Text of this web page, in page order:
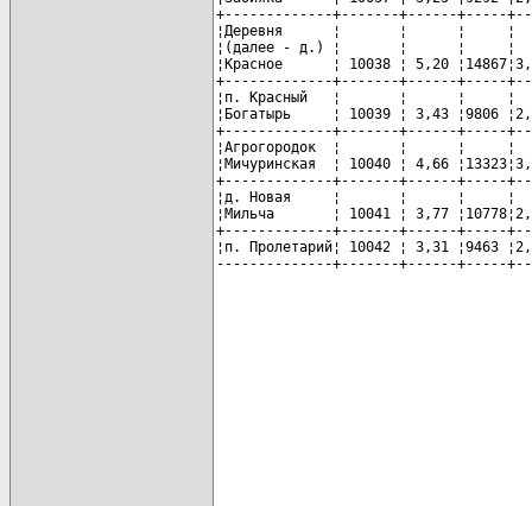
+-------------+-------+------+-----
¦Деревня      ¦       ¦      ¦
¦(далее - д.) ¦       ¦      ¦
¦Красное      ¦ 10038 ¦ 5,20
+-------------+-------+------+-----
¦п. Красный   ¦       ¦      ¦
¦Богатырь     ¦ 10039 ¦ 3,43 ¦9806
+-------------+-------+------+-----
¦Агрогородок  ¦       ¦      ¦
¦Мичуринская  ¦ 10040 ¦ 4,66
+-------------+-------+------+-----
¦д. Новая     ¦       ¦      ¦
¦Мильча       ¦ 10041 ¦ 3,77
+-------------+-------+------+-----
¦п. Пролетарий¦ 10042 ¦ 3,31 ¦9463
--------------+-------+------+-----